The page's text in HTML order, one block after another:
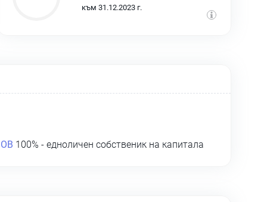
към 31.12.2023 г.
100% - едноличен собственик на капитала